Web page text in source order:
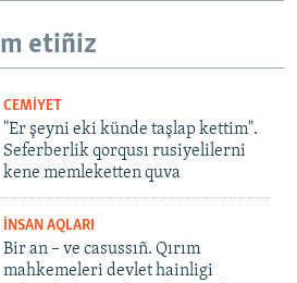
etiñiz
CEMİYET
"Er şeyni eki künde taşlap kettim".
Seferberlik qorqusı rusiyelilerni
kene memleketten quva
İNSAN AQLARI
Bir an – ve casussıñ. Qırım
mahkemeleri devlet hainligi